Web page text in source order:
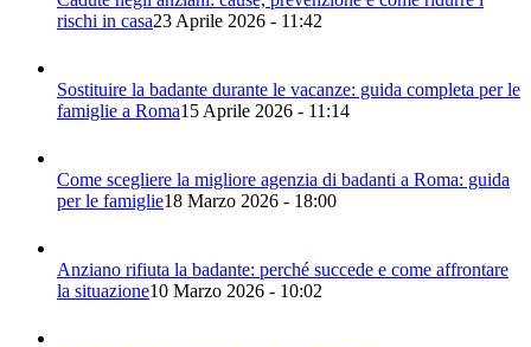
rischi in casa23 Aprile 2026 - 11:42
Sostituire la badante durante le vacanze: guida completa per le
famiglie a Roma15 Aprile 2026 - 11:14
Come scegliere la migliore agenzia di badanti a Roma: guida
per le famiglie18 Marzo 2026 - 18:00
Anziano rifiuta la badante: perché succede e come affrontare
la situazione10 Marzo 2026 - 10:02